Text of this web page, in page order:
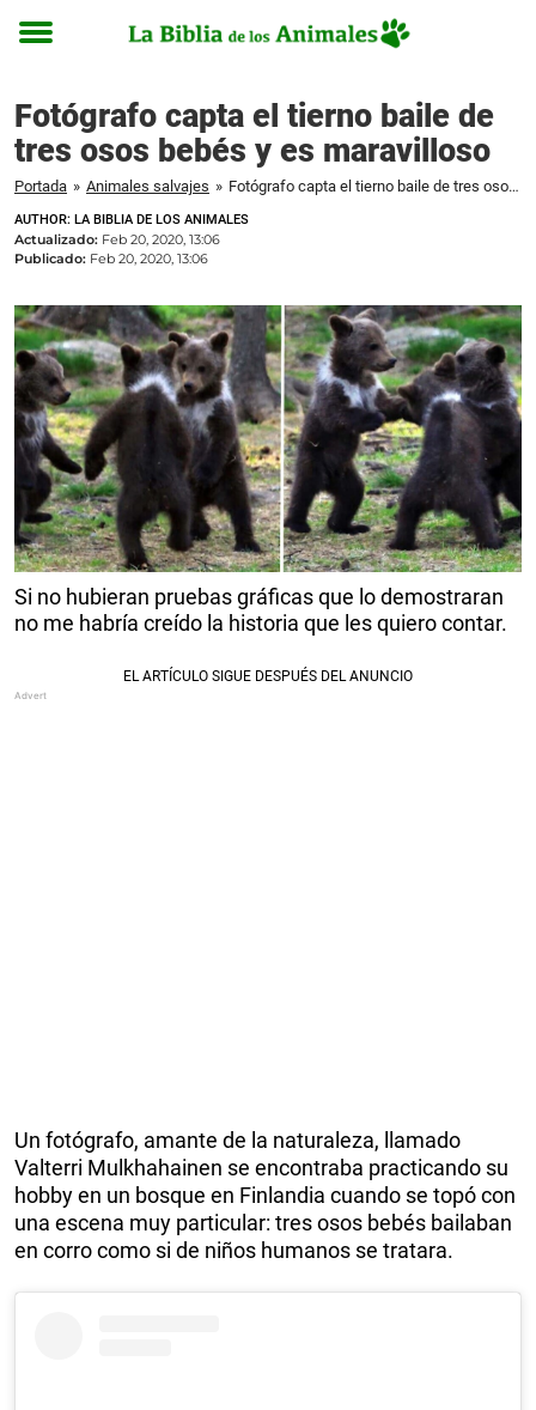
Toggle
Fotógrafo capta el tierno baile de
tres osos bebés y es maravilloso
Portada » Animales salvajes » Fotógrafo capta el tierno baile de tres osos bebés y es maravilloso
AUTHOR: LA BIBLIA DE LOS ANIMALES
Actualizado: Feb 20, 2020, 13:06
Publicado: Feb 20, 2020, 13:06
Si no hubieran pruebas gráficas que lo demostraran
no me habría creído la historia que les quiero contar.
Un fotógrafo, amante de la naturaleza, llamado
Valterri Mulkhahainen se encontraba practicando su
hobby en un bosque en Finlandia cuando se topó con
una escena muy particular: tres osos bebés bailaban
en corro como si de niños humanos se tratara.